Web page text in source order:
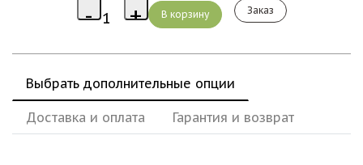
Заказ
Выбрать дополнительные опции
Доставка и оплата Гарантия и возврат